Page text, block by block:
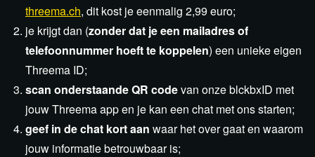
threema.ch, dit kost je eenmalig 2,99 euro;
je krijgt dan (zonder dat je een mailadres of
telefoonnummer hoeft te koppelen) een unieke eigen
Threema ID;
scan onderstaande QR codevan onze blckbxID met
jouw Threema app en je kan een chat met ons starten;
geef in de chat kort aan waar het over gaat en waarom
jouw informatie betrouwbaar is;